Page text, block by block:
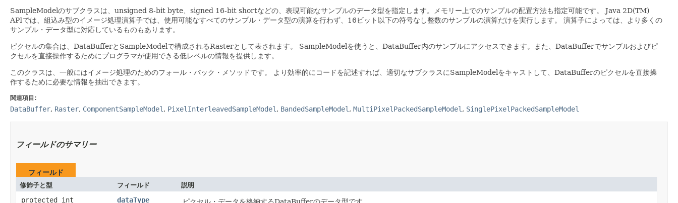
SampleModelのサブクラスは、unsigned 8-bit byte、signed 16-bit shortなどの、表現可能なサンプルのデータ型を指定します。メモリー上でのサンプルの配置方法も指定可能です。
Java 2D(TM)
APIでは、組込み型のイメージ処理演算子では、使用可能なすべてのサンプル・データ型の演算を行わず、16ビット以下の符号なし整数のサンプルの演算だけを実行します。
演算子によっては、より多くの
サンプル・データ型に対応しているものもあります。
ピクセルの集合は、DataBufferとSampleModelで構成されるRasterとして表されます。
SampleModelを使うと、DataBuffer内のサンプルにアクセスできます。また、DataBufferでサンプルおよびピ
クセルを直接操作するためにプログラマが使用できる低レベルの情報を提供します。
このクラスは、一般にはイメージ処理のためのフォール・バック・メソッドです。
より効率的にコードを記述すれば、適切なサブクラスにSampleModelをキャストして、DataBufferのピクセルを直接操
作するために必要な情報を抽出できます。
関連項目:
DataBuffer, Raster, ComponentSampleModel , PixelInterleavedSampleModel , BandedSampleModel , MultiPixelPackedSampleModel , SinglePixelPackedSampleModel
フィールドのサマリー
フィールド
修飾子と型 フィールド 説明
protected int dataType
ピクセル・データを格納するDataBufferのデータ型です。